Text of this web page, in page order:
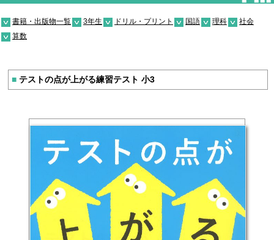
書籍・出版物一覧 3年生 ドリル・プリント 国語 理科
社会
算数
■ テストの点が上がる練習テスト 小3